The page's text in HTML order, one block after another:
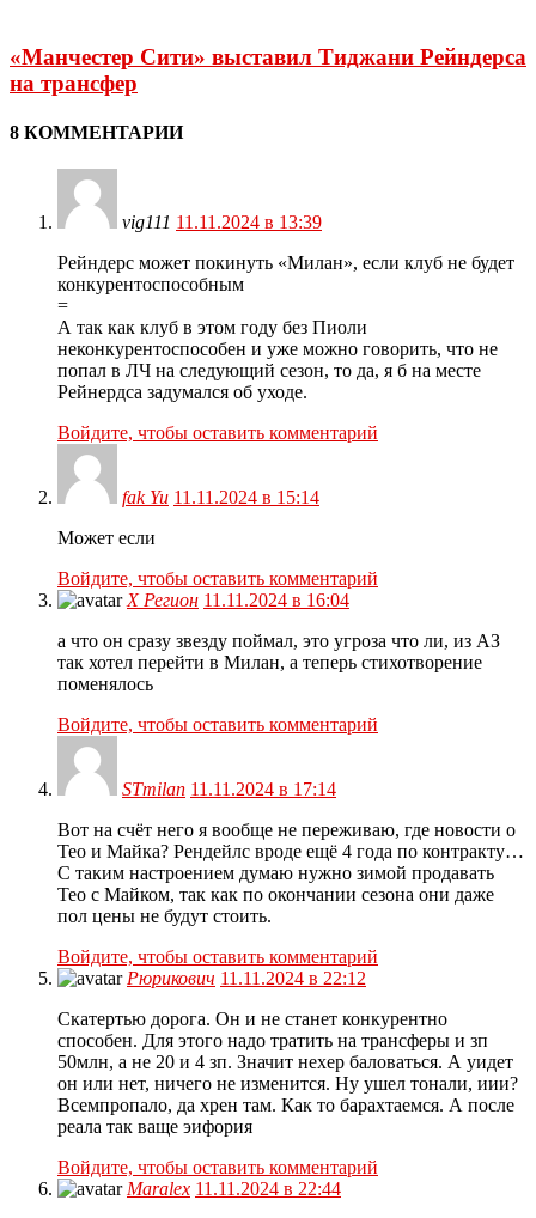
«Манчестер Сити» выставил Тиджани Рейндерса
на трансфер
8 КОММЕНТАРИИ
vig111 11.11.2024 в 13:39
Рейндерс может покинуть «Милан», если клуб не будет
конкурентоспособным
=
А так как клуб в этом году без Пиоли
неконкурентоспособен и уже можно говорить, что не
попал в ЛЧ на следующий сезон, то да, я б на месте
Рейнердса задумался об уходе.
Войдите, чтобы оставить комментарий
fak Yu 11.11.2024 в 15:14
Может если
Войдите, чтобы оставить комментарий
X Регион 11.11.2024 в 16:04
а что он сразу звезду поймал, это угроза что ли, из АЗ
так хотел перейти в Милан, а теперь стихотворение
поменялось
Войдите, чтобы оставить комментарий
STmilan 11.11.2024 в 17:14
Вот на счёт него я вообще не переживаю, где новости о
Тео и Майка? Рендейлс вроде ещё 4 года по контракту…
С таким настроением думаю нужно зимой продавать
Тео с Майком, так как по окончании сезона они даже
пол цены не будут стоить.
Войдите, чтобы оставить комментарий
Рюрикович 11.11.2024 в 22:12
Скатертью дорога. Он и не станет конкурентно
способен. Для этого надо тратить на трансферы и зп
50млн, а не 20 и 4 зп. Значит нехер баловаться. А уидет
он или нет, ничего не изменится. Ну ушел тонали, иии?
Всемпропало, да хрен там. Как то барахтаемся. А после
реала так ваще эифория
Войдите, чтобы оставить комментарий
Maralex 11.11.2024 в 22:44